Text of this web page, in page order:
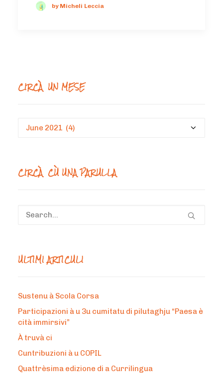
by Micheli Leccia
CIRCÀ UN MESE
Circà
CIRCÀ CÙ UNA PARULLA
ULTIMI ARTICULI
Sustenu à Scola Corsa
Participazioni à u 3u cumitatu di pilutaghju “Paesa è
cità immirsivi”
À truvà ci
Cuntribuzioni à u COPIL
Quattrèsima edizione di a Currilingua